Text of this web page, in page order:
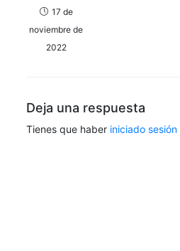
17 de
noviembre de
2022
Deja una respuesta
Tienes que haber iniciado sesión